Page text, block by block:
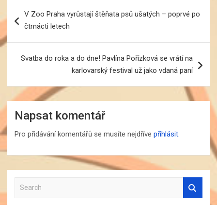
pro
příspěvek
V Zoo Praha vyrůstají štěňata psů ušatých – poprvé po
čtrnácti letech
Svatba do roka a do dne! Pavlína Pořízková se vrátí na
karlovarský festival už jako vdaná paní
Napsat komentář
Pro přidávání komentářů se musíte nejdříve přihlásit.